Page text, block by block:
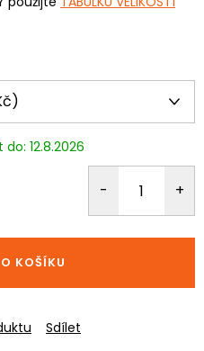
12.8.2026
KOŠÍKU
Sdílet